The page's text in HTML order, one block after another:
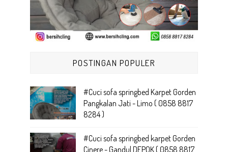
POSTINGAN POPULER
#Cuci sofa springbed Karpet Gorden
Pangkalan Jati - Limo ( 0858 8817
8284 )
#Cuci sofa springbed karpet Gorden
Cinere - Gandul DEPOK ( 0858 8817